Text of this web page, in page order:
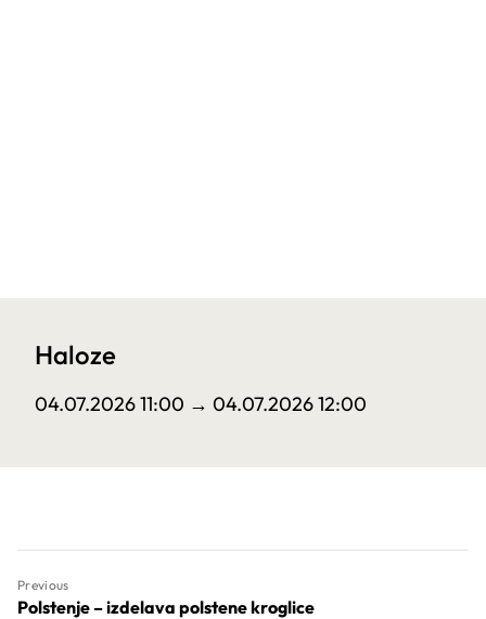
Haloze
04.07.2026 11:00 → 04.07.2026 12:00
Previous
Polstenje – izdelava polstene kroglice